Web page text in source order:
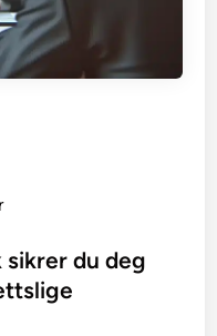
du deg